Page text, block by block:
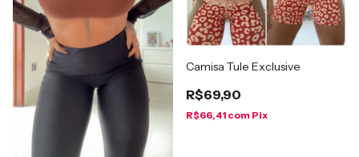
Camisa Tule Exclusive
R$69,90
R$66,41 com Pix